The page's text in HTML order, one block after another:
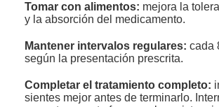
Tomar con alimentos: mejora la
y la absorción del medicamento.
Mantener intervalos regulares: cada
según la presentación prescrita.
Completar el tratamiento completo:
sientes mejor antes de terminarlo.